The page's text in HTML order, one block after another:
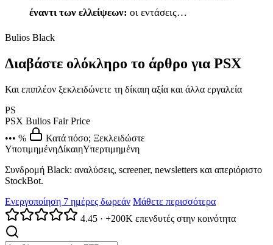
έναντι των ελλείψεων: οι εντάσεις…
Bulios Black
Διαβάστε ολόκληρο το άρθρο για PSX
Και επιπλέον ξεκλειδώνετε τη δίκαιη αξία και άλλα εργαλεία
PS
PSX Bulios Fair Price
••• %
Κατά πόσο; Ξεκλειδώστε
ΥποτιμημένηΔίκαιηΥπερτιμημένη
Συνδρομή Black: αναλύσεις, screener, newsletters και απεριόριστο
StockBot.
Ενεργοποίηση 7 ημέρες δωρεάν Μάθετε περισσότερα
4.45 · +200K επενδυτές στην κοινότητα